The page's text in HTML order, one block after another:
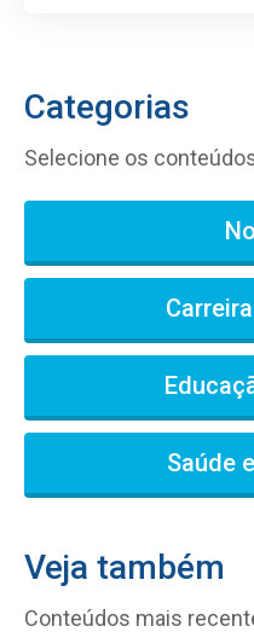
Categorias
Selecione os
Saúde
Veja também
Conteúdos mais